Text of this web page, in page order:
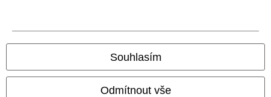
Souhlasím
Odmítnout vše